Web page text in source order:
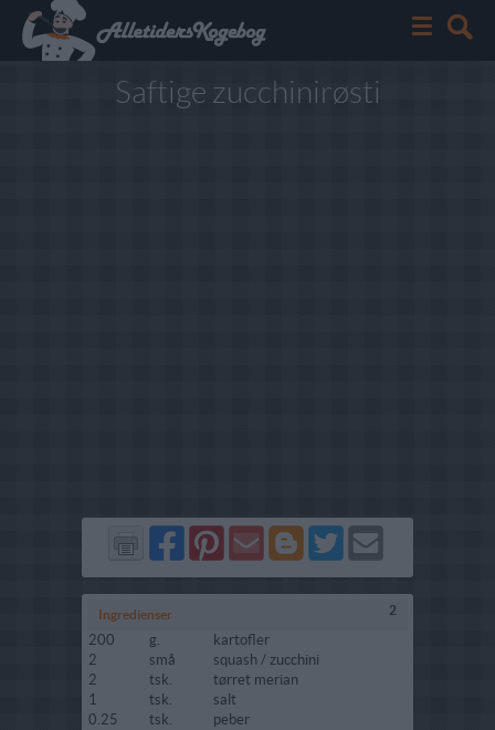
Saftige zucchinirøsti
Del
på
Facebook
Del
på
Pinterest
Send
via
GMail
Del
på
Blogger
Del
på
Twitter
Send
Ingredienser 2
200 g.
kartofler
2
små
squash / zucchini
2
tsk.
tørret merian
1
tsk.
salt
0.25
tsk.
peber